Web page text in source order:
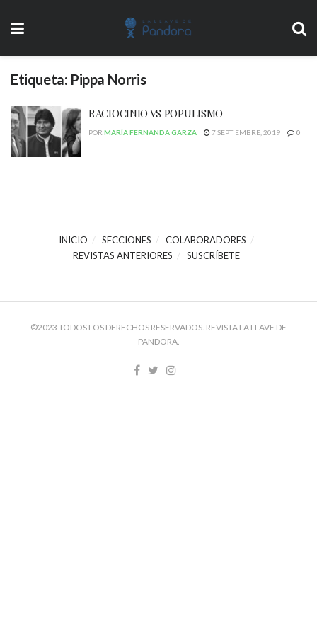
Etiqueta: Pippa Norris
RACIOCINIO VS POPULISMO
POR MARÍA FERNANDA GARZA 7 SEPTIEMBRE, 2019 0
INICIO SECCIONES
COLABORADORES
REVISTAS ANTERIORES
SUSCRÍBETE
©2023 TODOS LOS DERECHOS RESERVADOS. REVISTA LA LLAVE DE
PANDORA.